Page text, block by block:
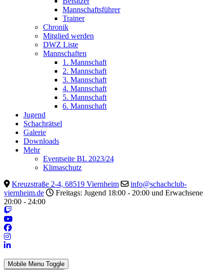
Mannschaftsführer
Trainer
Chronik
Mitglied werden
DWZ Liste
Mannschaften
1. Mannschaft
2. Mannschaft
3. Mannschaft
4. Mannschaft
5. Mannschaft
6. Mannschaft
Jugend
Schachrätsel
Galerie
Downloads
Mehr
Eventseite BL 2023/24
Klimaschutz
Kreuzstraße 2-4, 68519 Viernheim
info@schachclub-
viernheim.de
Freitags: Jugend 18:00 - 20:00 und Erwachsene
20:00 - 24:00
Mobile Menu Toggle